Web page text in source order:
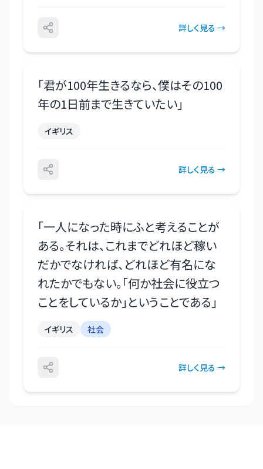
詳しく見る →
「君が100年生きるなら、僕はその100
年の1日前まで生きていたい」
イギリス
詳しく見る →
「一人になった時にふと考えることが
ある。それは、これまでどれほど稼い
だかでなければ、どれほど有名にな
れたかでもない。「何か社会に役立つ
ことをしているか」ということである 」
イギリス 社会
詳しく見る →